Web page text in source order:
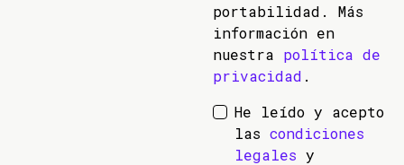
portabilidad. Más
información en
nuestra política de
privacidad .
He leído y acepto
las condiciones
legales y